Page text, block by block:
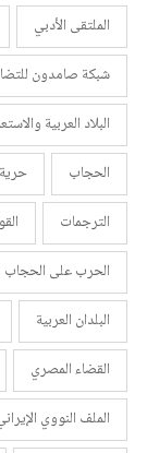
الملتقى الأدبي
شبكة صامدون
البلاد العربية
الحجاب
الترجمات
الحرب على الحجاب
البلدان العربية
القضاء المصري
الملف النووي